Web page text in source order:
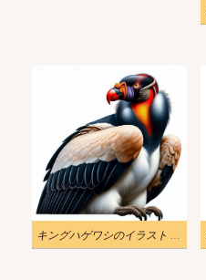
キングハゲワシのイラスト 無料